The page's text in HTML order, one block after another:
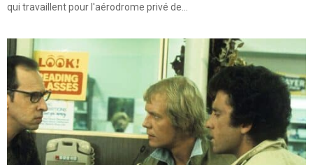
qui travaillent pour l'aérodrome privé de...